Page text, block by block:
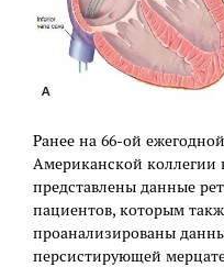
Ранее на 66-ой
Американской коллегии
представлены данные
пациентов, которым
проанализированы
персистирующей